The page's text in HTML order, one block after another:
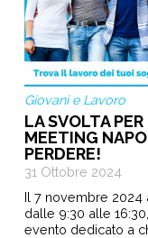
Giovani e Lavoro
LA SVOLTA
MEETING
PERDERE!
31 Ottobre 2024
Il 7 novembre 2024
dalle 9:30 alle
evento dedicato a